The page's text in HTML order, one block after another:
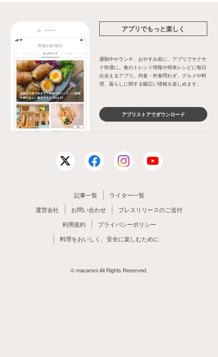
アプリでもっと楽しく
通勤中やランチ、おやすみ前に、アプリでサクサ
ク快適に。食のトレンド情報や簡単レシピに毎日
出会えるアプリ。内食・外食問わず、グルメや料
理、暮らしに関する幅広い情報を楽しめます。
アプリストアでダウンロード
記事一覧
ライター一覧
運営会社
お問い合わせ
プレスリリースのご送付
利用規約
プライバシーポリシー
料理をおいしく、安全に楽しむために
© macaroni All Rights Reserved.